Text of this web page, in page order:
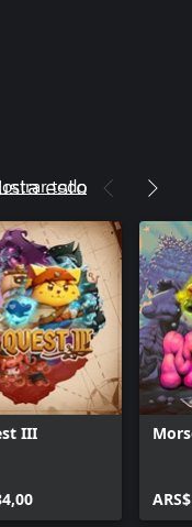
esto
todo
III